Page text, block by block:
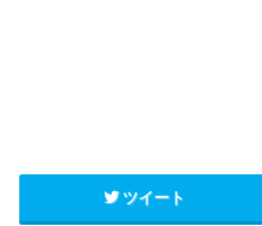
ツイート